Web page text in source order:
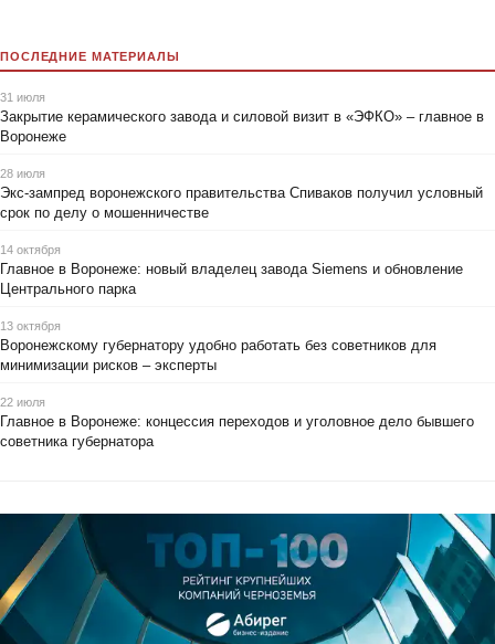
ПОСЛЕДНИЕ МАТЕРИАЛЫ
31 июля
Закрытие керамического завода и силовой визит в «ЭФКО» – главное в
Воронеже
28 июля
Экс-зампред воронежского правительства Спиваков получил условный
срок по делу о мошенничестве
14 октября
Главное в Воронеже: новый владелец завода Siemens и обновление
Центрального парка
13 октября
Воронежскому губернатору удобно работать без советников для
минимизации рисков – эксперты
22 июля
Главное в Воронеже: концессия переходов и уголовное дело бывшего
советника губернатора